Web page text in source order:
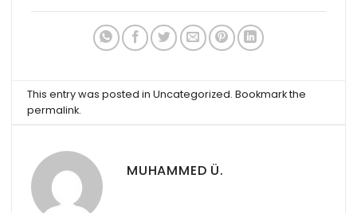
This entry was posted inUncategorized. Bookmark the
permalink.
MUHAMMED Ü.